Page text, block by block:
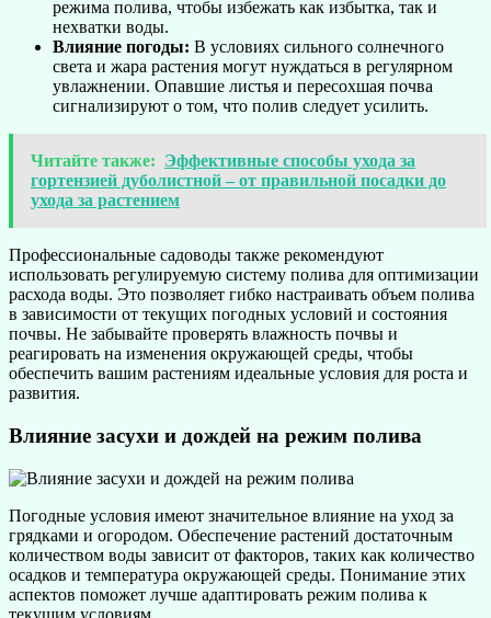
режима полива, чтобы избежать как избытка, так и
нехватки воды.
Влияние погоды: В условиях сильного солнечного
света и жара растения могут нуждаться в регулярном
увлажнении. Опавшие листья и пересохшая почва
сигнализируют о том, что полив следует усилить.
Читайте также: Эффективные способы ухода за
гортензией дуболистной – от правильной посадки до
ухода за растением
Профессиональные садоводы также рекомендуют
использовать регулируемую систему полива для оптимизации
расхода воды. Это позволяет гибко настраивать объем полива
в зависимости от текущих погодных условий и состояния
почвы. Не забывайте проверять влажность почвы и
реагировать на изменения окружающей среды, чтобы
обеспечить вашим растениям идеальные условия для роста и
развития.
Влияние засухи и дождей на режим полива
Погодные условия имеют значительное влияние на уход за
грядками и огородом. Обеспечение растений достаточным
количеством воды зависит от факторов, таких как количество
осадков и температура окружающей среды. Понимание этих
аспектов поможет лучше адаптировать режим полива к
текущим условиям.